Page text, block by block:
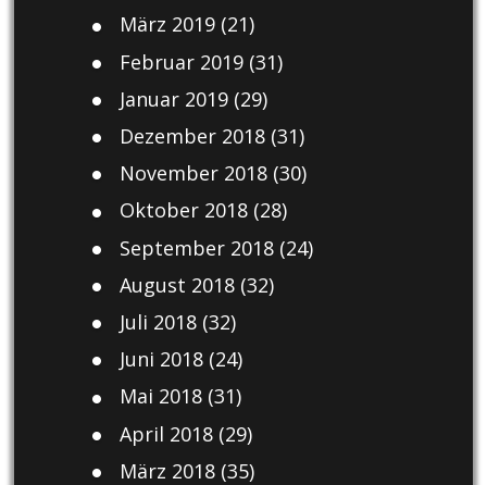
März 2019(21)
Februar 2019(31)
Januar 2019(29)
Dezember 2018(31)
November 2018(30)
Oktober 2018(28)
September 2018(24)
August 2018(32)
Juli 2018(32)
Juni 2018(24)
Mai 2018(31)
April 2018(29)
März 2018(35)